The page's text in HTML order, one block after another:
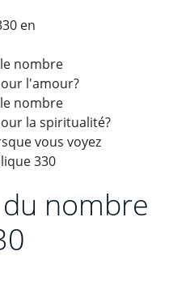
en
nombre
l'amour?
nombre
la spiritualité?
vous voyez
330
nombre